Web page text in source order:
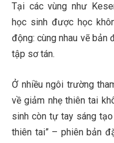
Tại các vùng như
học sinh được học
động: cùng nhau vẽ bản
tập sơ tán.
Ở nhiều ngôi trường
về giảm nhẹ thiên tai
sinh còn tự tay sáng
thiên tai” – phiên bản